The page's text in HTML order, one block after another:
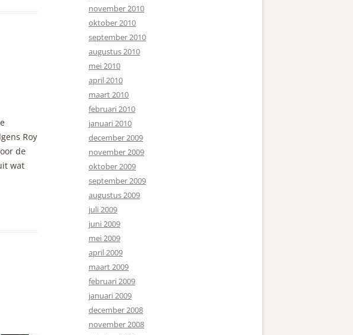
Roy
de
wat
november 2010
oktober 2010
september 2010
augustus 2010
mei 2010
april 2010
maart 2010
februari 2010
januari 2010
december 2009
november 2009
oktober 2009
september 2009
augustus 2009
juli 2009
juni 2009
mei 2009
april 2009
maart 2009
februari 2009
januari 2009
december 2008
november 2008